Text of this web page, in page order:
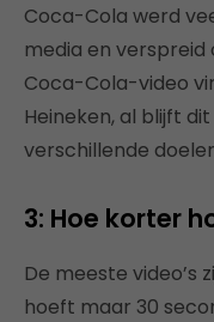
Coca-Cola werd
media en verspreid
Coca-Cola-video
Heineken, al blijft
verschillende
3: Hoe korter
De meeste video’s
hoeft maar 30